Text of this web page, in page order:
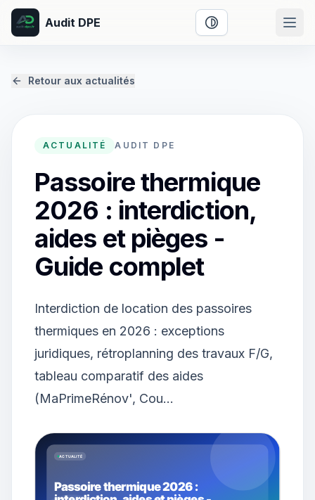
Audit DPE Activer le mode
Retour aux actualités
ACTUALITÉ AUDIT DPE
Passoire thermique
2026 : interdiction,
aides et pièges -
Guide complet
Interdiction de location des passoires
thermiques en 2026 : exceptions
juridiques, rétroplanning des travaux F/G,
tableau comparatif des aides
(MaPrimeRénov', Cou…